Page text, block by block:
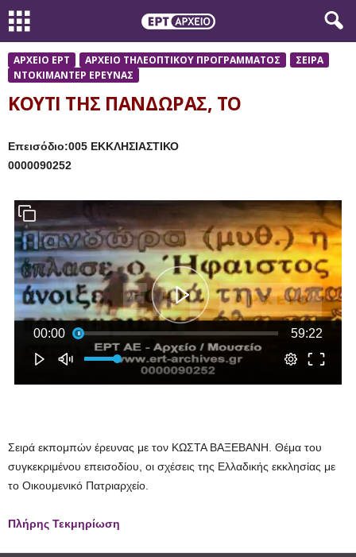
ΑΡΧΕΙΟ ΕΡΤ ΑΡΧΕΙΟ ΤΗΛΕΟΠΤΙΚΟΥ ΠΡΟΓΡΑΜΜΑΤΟΣ
ΣΕΙΡΑ
ΝΤΟΚΙΜΑΝΤΕΡ ΕΡΕΥΝΑΣ
ΚΟΥΤΙ ΤΗΣ ΠΑΝΔΩΡΑΣ, ΤΟ
Επεισόδιο:005 ΕΚΚΛΗΣΙΑΣΤΙΚΟ
0000090252
Σειρά εκπομπών έρευνας με τον ΚΩΣΤΑ ΒΑΞΕΒΑΝΗ. Θέμα του
συγκεκριμένου επεισοδίου, οι σχέσεις της Ελλαδικής εκκλησίας με
το Οικουμενικό Πατριαρχείο.
Πλήρης Τεκμηρίωση